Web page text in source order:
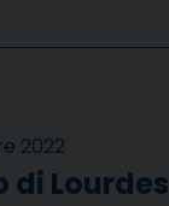
2022
di Lourdes